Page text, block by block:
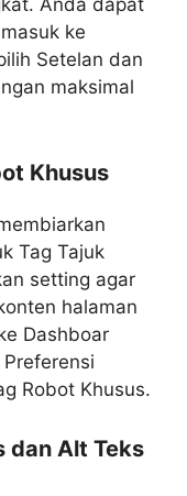
ke
Setelan dan
maksimal
Khusus
Tag Tajuk
setting agar
halaman
Dashboar
Robot Khusus.
dan Alt Teks